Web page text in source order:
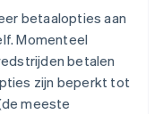
betaalopties aan
Momenteel
betalen
zijn beperkt tot
meeste